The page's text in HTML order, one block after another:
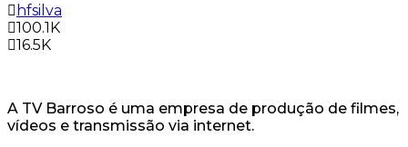
hfsilva
100.1K
16.5K
A TV Barroso é uma empresa de produção de filmes,
vídeos e transmissão via internet.